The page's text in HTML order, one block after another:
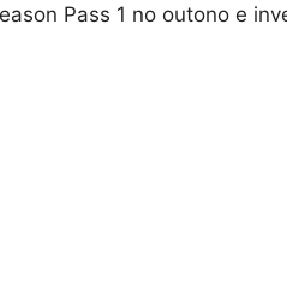
Pass 1 no outono e